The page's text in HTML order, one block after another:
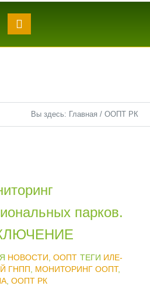
Вы здесь: Главная / ООПТ РК
парков.
НОВОСТИ ООПТ ТЕГИ ИЛЕ-
ГНПП МОНИТОРИНГ ООПТ,
ООПТ РК